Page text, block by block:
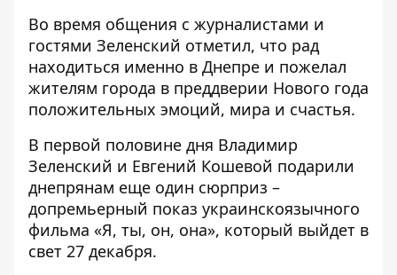
Во время общения с журналистами и
гостями Зеленский отметил, что рад
находиться именно в Днепре и пожелал
жителям города в преддверии Нового года
положительных эмоций, мира и счастья.
В первой половине дня Владимир
Зеленский и Евгений Кошевой подарили
днепрянам еще один сюрприз –
допремьерный показ украинскоязычного
фильма «Я, ты, он, она», который выйдет в
свет 27 декабря.